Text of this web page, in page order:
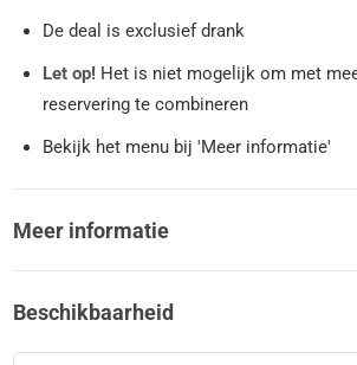
De deal is exclusief drank
Let op! Het is niet mogelijk om met
reservering te combineren
Bekijk het menu bij 'Meer informatie'
Meer informatie
Beschikbaarheid